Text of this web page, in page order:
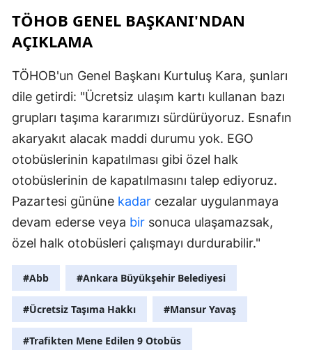
TÖHOB GENEL BAŞKANI'NDAN
AÇIKLAMA
TÖHOB'un Genel Başkanı Kurtuluş Kara, şunları
dile getirdi: "Ücretsiz ulaşım kartı kullanan bazı
grupları taşıma kararımızı sürdürüyoruz. Esnafın
akaryakıt alacak maddi durumu yok. EGO
otobüslerinin kapatılması gibi özel halk
otobüslerinin de kapatılmasını talep ediyoruz.
Pazartesi gününe kadar cezalar uygulanmaya
devam ederse veya bir sonuca ulaşamazsak,
özel halk otobüsleri çalışmayı durdurabilir."
#Abb #Ankara Büyükşehir Belediyesi
#Ücretsiz Taşıma Hakkı #Mansur Yavaş
#Trafikten Mene Edilen 9 Otobüs